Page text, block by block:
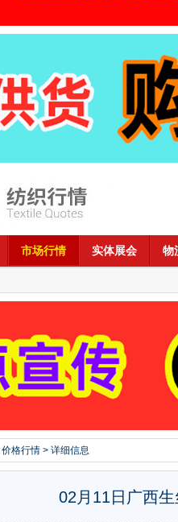
市场行情 实体展会 物
价格行情 > 详细信息
02月11日广西